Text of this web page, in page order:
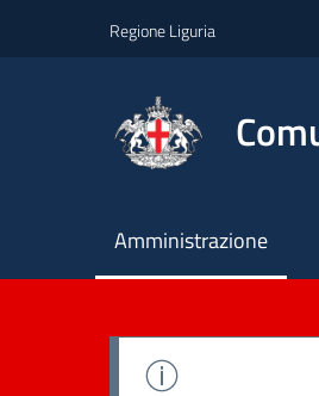
Regione Liguria
Principale
Amministrazione